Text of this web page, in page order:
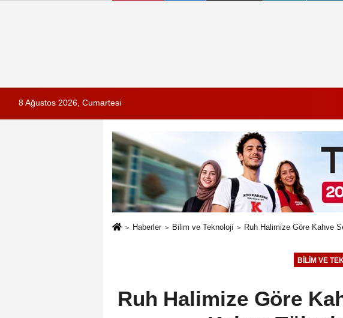
8 Ağustos 2026, Cumartesi
Haberler Bilim ve Teknoloji Ruh Halimize Göre Kahve
BILIM VE
Ruh Halimize Göre